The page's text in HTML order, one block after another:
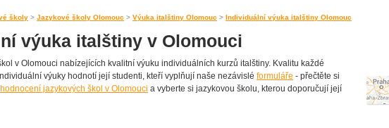
školy > Jazykové školy Olomouc > Výuka italštiny Olomouc > Individuální výuka italštiny Olomouc
výuka italštiny v Olomouci
v Olomouci nabízejících kvalitní výuku individuálních kurzů italštiny. Kvalitu každé
výuky hodnotí její studenti, kteří vyplňují naše nezávislé formuláře - přečtěte si
jazykových škol v Olomouci a vyberte si jazykovou školu, kterou doporučují její